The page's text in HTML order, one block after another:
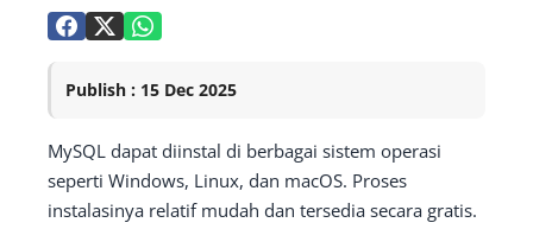
Publish : 15 Dec 2025
MySQL dapat diinstal di berbagai sistem operasi
seperti Windows, Linux, dan macOS. Proses
instalasinya relatif mudah dan tersedia secara gratis.